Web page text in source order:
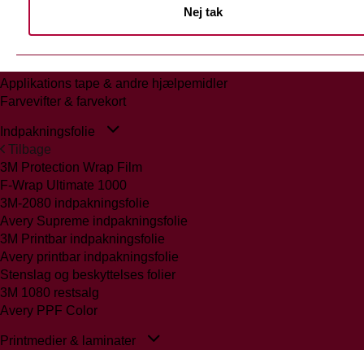
Nej tak
Glasmattering Ritrama/Fedrigoni
Applikations tape & andre hjælpemidler
Farvevifter & farvekort
Indpakningsfolie
Tilbage
3M Protection Wrap Film
F-Wrap Ultimate 1000
3M-2080 indpakningsfolie
Avery Supreme indpakningsfolie
3M Printbar indpakningsfolie
Avery printbar indpakningsfolie
Stenslag og beskyttelses folier
3M 1080 restsalg
Avery PPF Color
Printmedier & laminater